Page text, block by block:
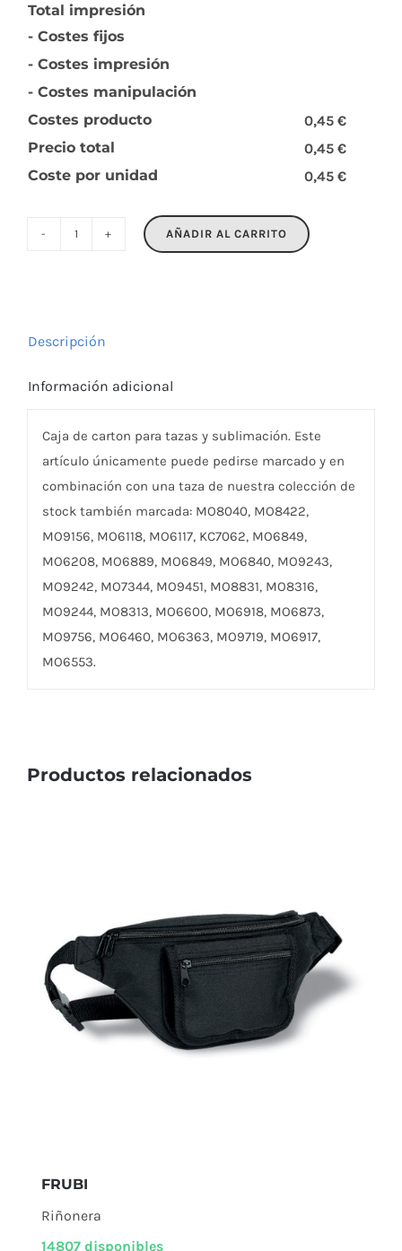
Total impresión
- Costes fijos
- Costes impresión
- Costes manipulación
Costes producto
0,45 €
Precio total
0,45 €
Coste por unidad
0,45 €
AÑADIR AL CARRITO
Descripción
Información adicional
Caja de carton para tazas y sublimación. Este
artículo únicamente puede pedirse marcado y en
combinación con una taza de nuestra colección de
stock también marcada: MO8040, MO8422,
MO9156, MO6118, MO6117, KC7062, MO6849,
MO6208, MO6889, MO6849, MO6840, MO9243,
MO9242, MO7344, MO9451, MO8831, MO8316,
MO9244, MO8313, MO6600, MO6918, MO6873,
MO9756, MO6460, MO6363, MO9719, MO6917,
MO6553.
Productos relacionados
FRUBI
Riñonera
14807 disponibles